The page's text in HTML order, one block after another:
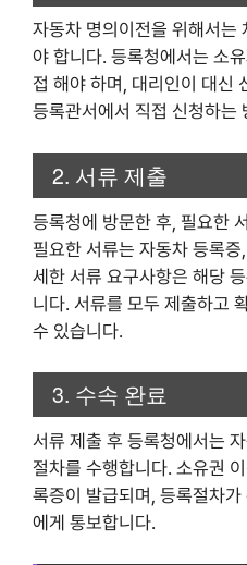
자동차 명의이전을 위해서는
야 합니다. 등록청에서는 소
접 해야 하며, 대리인이 대신
등록관서에서 직접 신청하는
2. 서류 제출
등록청에 방문한 후, 필요한
필요한 서류는 자동차 등록
세한 서류 요구사항은 해당
니다. 서류를 모두 제출하고
수 있습니다.
3. 수속 완료
서류 제출 후 등록청에서는
절차를 수행합니다. 소유권
록증이 발급되며, 등록절차
에게 통보합니다.